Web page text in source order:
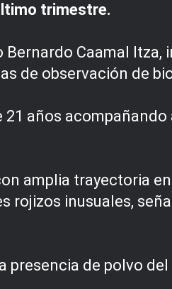
trimestre.
Caamal
de observación de
años
amplia trayectoria
rojizos inusuales,
de polvo del